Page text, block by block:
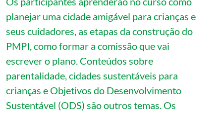
planejar uma cidade amigável para crianças e
seus cuidadores, as etapas da construção do
PMPI, como formar a comissão que vai
escrever o plano. Conteúdos sobre
parentalidade, cidades sustentáveis para
crianças e Objetivos do Desenvolvimento
Sustentável (ODS) são outros temas. Os